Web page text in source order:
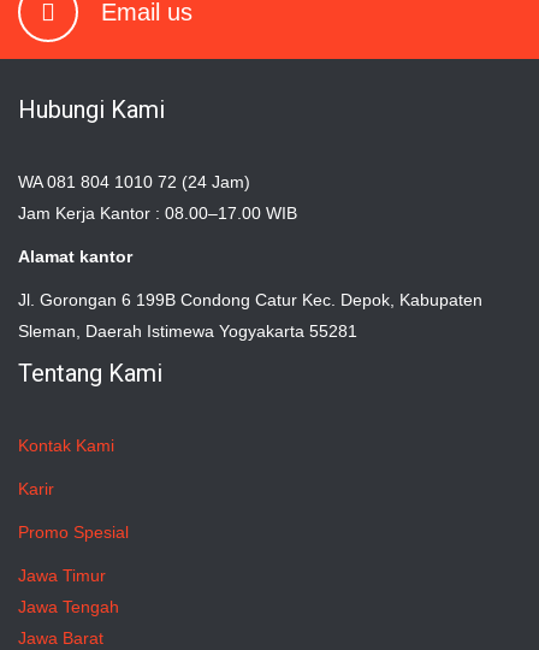
Email us
Hubungi Kami
WA 081 804 1010 72 (24 Jam)
Jam Kerja Kantor : 08.00–17.00 WIB
Alamat kantor
Jl. Gorongan 6 199B Condong Catur Kec. Depok, Kabupaten
Sleman, Daerah Istimewa Yogyakarta 55281
Tentang Kami
Kontak Kami
Karir
Promo Spesial
Jawa Timur
Jawa Tengah
Jawa Barat